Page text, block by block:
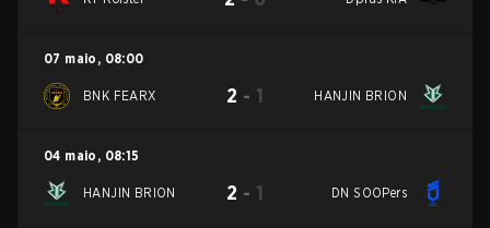
07 maio , 08:00
BNK FEARX 2 - 1 HANJIN BRION
04 maio , 08:15
HANJIN BRION 2 - 1 DN SOOPers